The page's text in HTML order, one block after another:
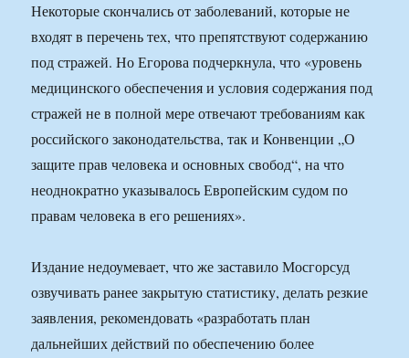
Некоторые скончались от заболеваний, которые не
входят в перечень тех, что препятствуют содержанию
под стражей. Но Егорова подчеркнула, что «уровень
медицинского обеспечения и условия содержания под
стражей не в полной мере отвечают требованиям как
российского законодательства, так и Конвенции „О
защите прав человека и основных свобод“, на что
неоднократно указывалось Европейским судом по
правам человека в его решениях».
Издание недоумевает, что же заставило Мосгорсуд
озвучивать ранее закрытую статистику, делать резкие
заявления, рекомендовать «разработать план
дальнейших действий по обеспечению более